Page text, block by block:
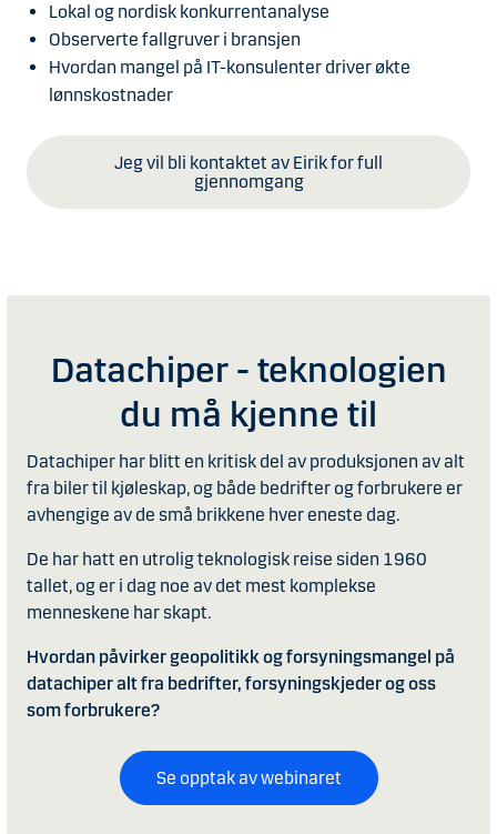
Lokal og nordisk konkurrentanalyse
Observerte fallgruver i bransjen
Hvordan mangel på IT-konsulenter driver økte
lønnskostnader
Jeg vil bli kontaktet av Eirik for full
gjennomgang
Datachiper - teknologien
du må kjenne til
Datachiper har blitt en kritisk del av produksjonen av alt
fra biler til kjøleskap, og både bedrifter og forbrukere er
avhengige av de små brikkene hver eneste dag.
De har hatt en utrolig teknologisk reise siden 1960
tallet, og er i dag noe av det mest komplekse
menneskene har skapt.
Hvordan påvirker geopolitikk og forsyningsmangel på
datachiper alt fra bedrifter, forsyningskjeder og oss
som forbrukere?
Se opptak av webinaret